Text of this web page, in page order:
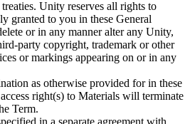
Multiplayer-Spielen
Unity reserves all rights to
granted to you in these General
or in any manner alter any Unity,
party copyright, trademark or other
or markings appearing on or in any
as otherwise provided for in these
right(s) to Materials will terminate
Term.
in a separate agreement with